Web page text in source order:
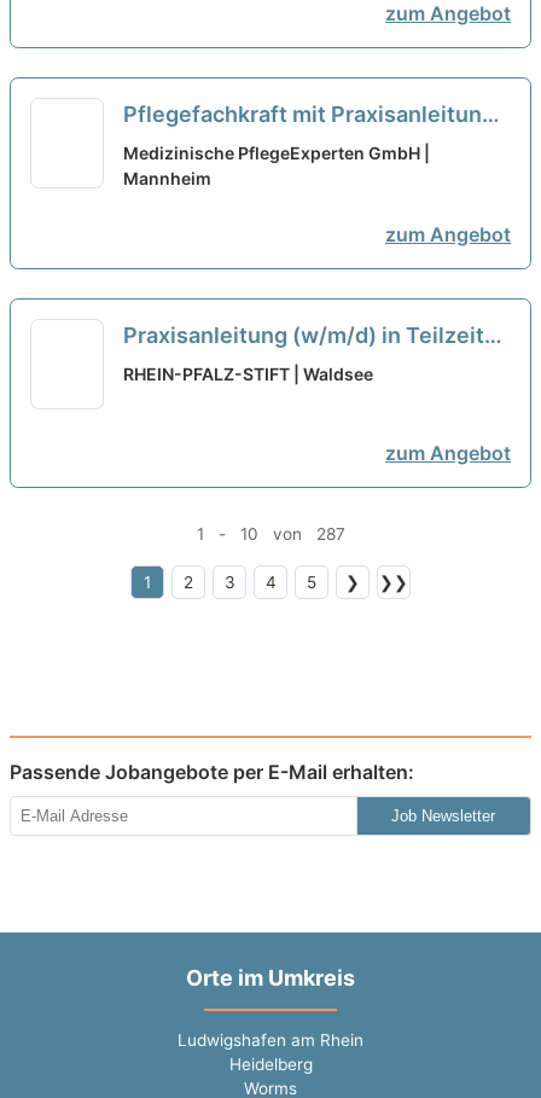
zum Angebot
Pflegefachkraft mit Praxisanleitung
(m/w/d) in Teilzeit (20-30
Stunden/Woche) – Werde Teil
Medizinische PflegeExperten GmbH |
Mannheim
zum Angebot
Praxisanleitung (w/m/d) in Teilzeit
(50%) - Hier werde ich
RHEIN-PFALZ-STIFT | Waldsee
zum Angebot
1 - 10 von 287
1 2 3 4 5 ❯ ❯❯
Passende Jobangebote per E-Mail erhalten:
Job Newsletter
Orte im Umkreis
Ludwigshafen am Rhein
Heidelberg
Worms